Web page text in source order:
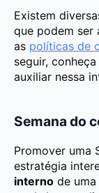
Existem
que podem ser
as políticas de
seguir,
auxiliar nessa
Semana do
Promover uma
estratégia
interno de